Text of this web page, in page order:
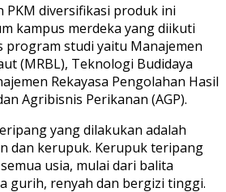
PKM diversifikasi produk ini
kampus merdeka yang diikuti
program studi yaitu Manajemen
(MRBL), Teknologi Budidaya
Rekayasa Pengolahan Hasil
Agribisnis Perikanan (AGP).
yang dilakukan adalah
dan kerupuk. Kerupuk teripang
usia, mulai dari balita
gurih, renyah dan bergizi tinggi.